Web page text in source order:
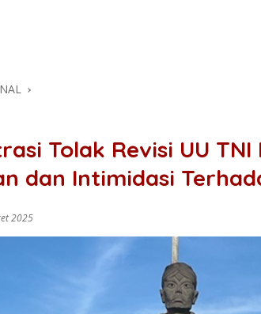
Tolak Revisi UU
dan Intimidasi
2025